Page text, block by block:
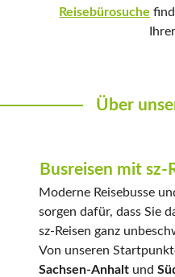
Reisebürosuche
Über
Busreisen mit sz-
Moderne Reisebusse
sorgen dafür, dass Sie
sz-Reisen ganz
Von unseren
Sachsen-Anhalt und